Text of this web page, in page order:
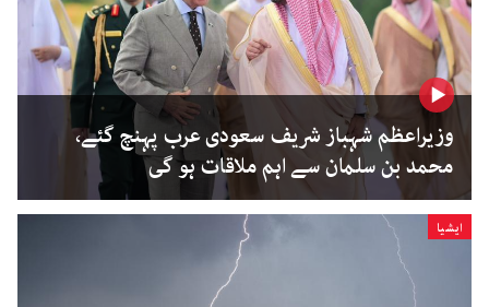
وزیراعظم شہباز شریف سعودی عرب پہنچ گئے،
محمد بن سلمان سے اہم ملاقات ہو گی
ایشیا